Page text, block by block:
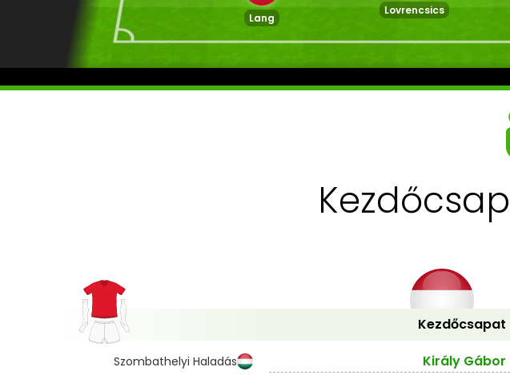
Lang
Lovrencsics
Szombathelyi Haladás
Kezdőcsapat
Király Gábor